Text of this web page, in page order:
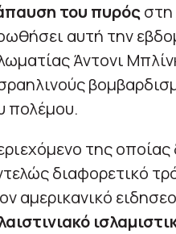
του πυρόςστη
αυτή την
Άντονι
πολέμου.
της οποίας
διαφορετικό
αμερικανικό